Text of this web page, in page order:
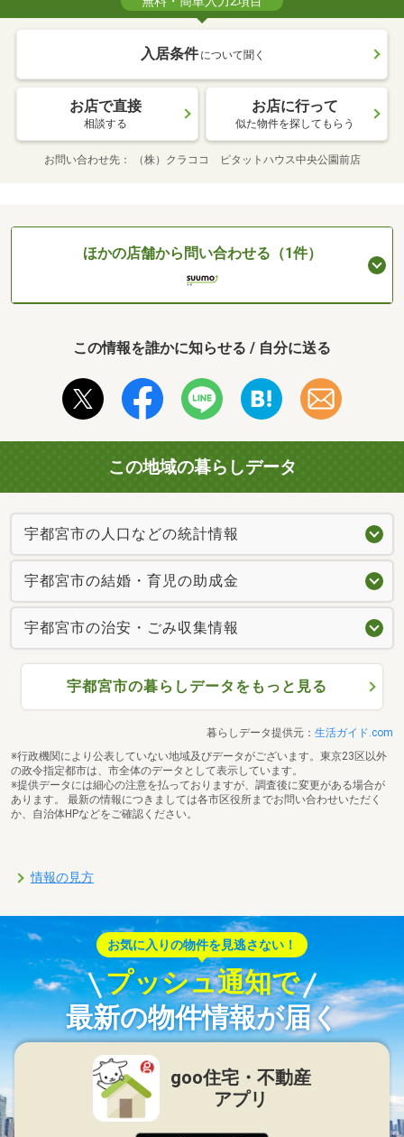
入居条件 について聞く
お店で直接
相談する
お店に行って
似た物件を探してもらう
お問い合わせ先 （株）クラココ ピタットハウス中央公園前店
ほかの店舗から問い合わせる（1件）
この情報を誰かに知らせる / 自分に送る
この地域の暮らしデータ
宇都宮市の人口などの統計情報
宇都宮市の結婚・育児の助成金
宇都宮市の治安・ごみ収集情報
宇都宮市の暮らしデータをもっと見る
暮らしデータ提供元： 生活ガイド.com
※行政機関により公表していない地域及びデータがございます。東京23区以外
の政令指定都市は、市全体のデータとして表示しています。
※提供データには細心の注意を払っておりますが、調査後に変更がある場合が
あります。 最新の情報につきましては各市区役所までお問い合わせいただく
か、自治体HPなどをご確認ください。
情報の見方
お気に入りの物件を見逃さない！
プッシュ通知で
最新の物件情報が届く
goo住宅・不動産
アプリ